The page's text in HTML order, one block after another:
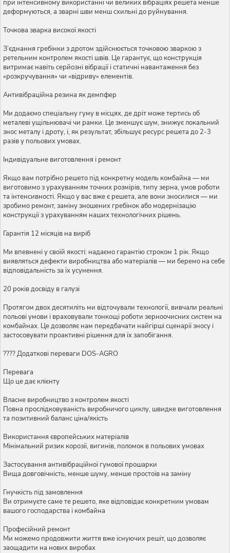
при інтенсивному використанні чи великих вібраціях решета менше
деформуються, а зварні шви менш схильні до руйнування.
Точкова зварка високої якості
З’єднання гребінки з дротом здійснюється точковою зваркою з
ретельним контролем якості швів. Це гарантує, що конструкція
витримає навіть серйозні вібрації і статичні навантаження без
«розкручування» чи «відриву» елементів.
Антивібраційна резина як демпфер
Ми додаємо спеціальну гуму в місцях, де дріт може тертись об
металеві ущільнювачі чи рамки. Це зменшує шум, знижує локальний
знос металу і дроту, і, як результат, збільшує ресурс решета до 2-3
разів у польових умовах.
Індивідуальне виготовлення і ремонт
Якщо вам потрібно решето під конкретну модель комбайна — ми
виготовимо з урахуванням точних розмірів, типу зерна, умов роботи
та інтенсивності. Якщо у вас вже є решета, але вони зносилися — ми
зробимо ремонт, заміну зношених гребінок або модернізацію
конструкції з урахуванням наших технологічних рішень.
Гарантія 12 місяців на виріб
Ми впевнені у своїй якості: надаємо гарантію строком 1 рік. Якщо
виявляться дефекти виробництва або матеріалів — ми беремо на себе
відповідальність за їх усунення.
20 років досвіду в галузі
Протягом двох десятиліть ми відточували технології, вивчали реальні
польові умови і враховували тонкощі роботи зерноочисних систем на
комбайнах. Це дозволяє нам передбачати найгірші сценарії зносу і
застосовувати проактивні рішення для їх запобігання.
???? Додаткові переваги DOS-AGRO
Перевага
Що це дає клієнту
Власне виробництво з контролем якості
Повна прослідковуваність виробничого циклу, швидке виготовлення
та позитивний баланс ціна/якість
Використання європейських матеріалів
Мінімальний ризик корозії, вигинів, поломок в польових умовах
Застосування антивібраційної гумової прошарки
Вища довговічність, менше шуму, менше простоїв на заміну
Гнучкість під замовлення
Ви отримуєте саме те решето, яке відповідає конкретним умовам
вашого господарства і комбайна
Професійний ремонт
Ми можемо продовжити життя вже існуючих решіт, що дозволяє
заощадити на нових виробах